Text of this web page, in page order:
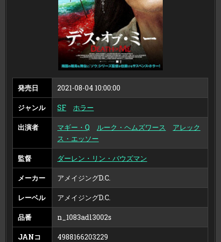
発売日 2021-08-04 10:00:00
ジャンル SF ホラー
出演者 マギー・Q ルーク・ヘムズワース
アレック
ス・エッソー
監督 ダーレン・リン・バウズマン
メーカー アメイジングD.C.
レーベル アメイジングD.C.
品番 n_1083adl3002s
JANコ
4988166203229